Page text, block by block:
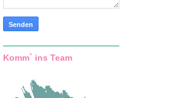
Komm` ins Team